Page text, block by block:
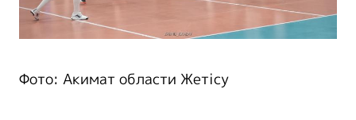
Фото: Акимат области Жетісу